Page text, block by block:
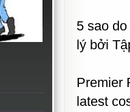
5 sao
lý bởi
Premier
latest